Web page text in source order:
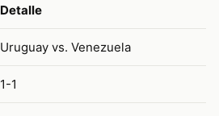
Detalle
Uruguay vs. Venezuela
1-1